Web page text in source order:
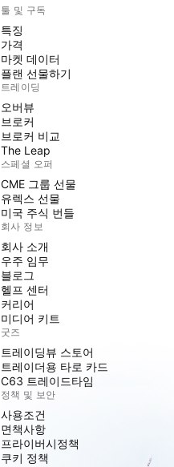
툴 및 구독
특징
가격
마켓 데이터
플랜 선물하기
트레이딩
오버뷰
브로커
브로커 비교
The Leap
스페셜 오퍼
CME 그룹 선물
유렉스 선물
미국 주식 번들
회사 정보
회사 소개
우주 임무
블로그
헬프 센터
커리어
미디어 키트
굿즈
트레이딩뷰 스토어
트레이더용 타로 카드
C63 트레이드타임
정책 및 보안
사용조건
면책사항
프라이버시정책
쿠키 정책